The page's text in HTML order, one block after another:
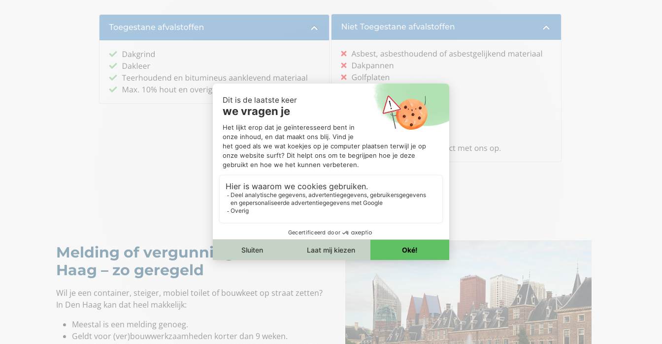
Melding of vergunning in Den
Haag – zo geregeld
Wil je een container, steiger, mobiel toilet of bouwkeet op straat zetten?
In Den Haag kan dat heel makkelijk:
Meestal is een melding genoeg.
Geldt voor (ver)bouwwerkzaamheden korter dan 9 weken.